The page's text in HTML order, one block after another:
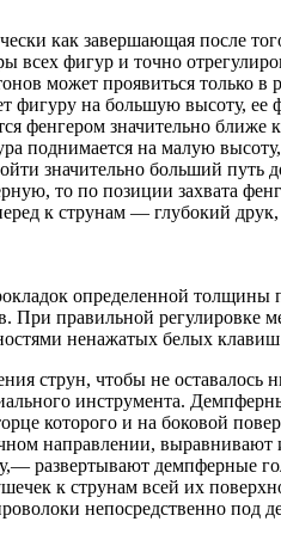
как завершающая после
фигур и точно
может проявиться только в
на большую высоту, ее
фенгером значительно ближе
поднимается на малую
значительно больший путь
то по позиции захвата
к струнам — глубокий
определенной толщины
правильной регулировке
ненажатых белых
струн, чтобы не оставалось
инструмента.
которого и на боковой
направлении,
развертывают демпферные
к струнам всей их
непосредственно под